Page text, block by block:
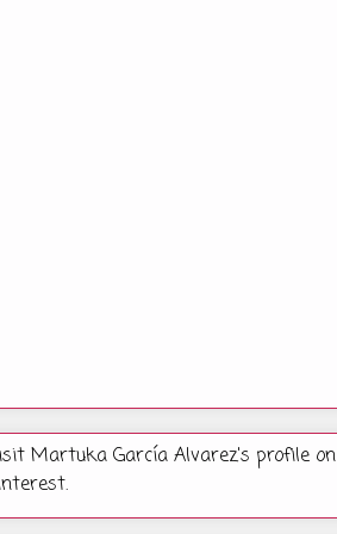
Martuka García Alvarez's profile on